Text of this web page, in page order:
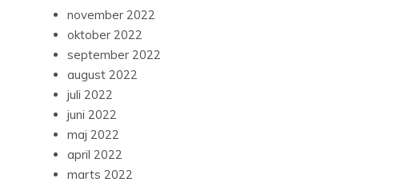
november 2022
oktober 2022
september 2022
august 2022
juli 2022
juni 2022
maj 2022
april 2022
marts 2022